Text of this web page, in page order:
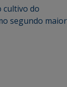
cultivo do
segundo maior